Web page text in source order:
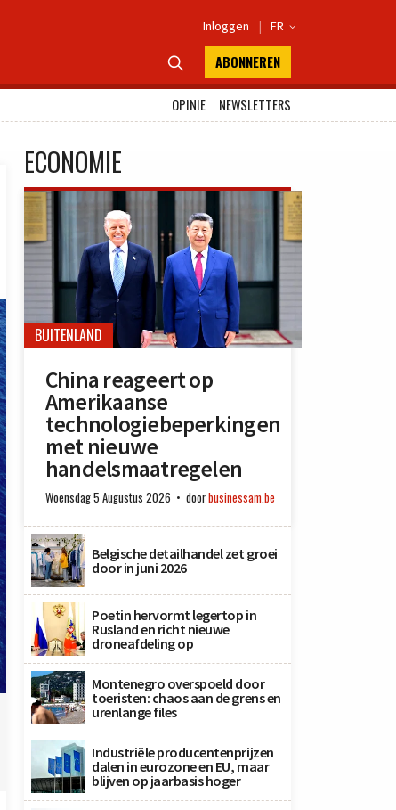
Inloggen | FR 
 ABONNEREN
OPINIE
NEWSLETTERS
ECONOMIE
BUITENLAND
China reageert op
Amerikaanse
technologiebeperkingen
met nieuwe
handelsmaatregelen
Woensdag 5 Augustus 2026 doorbusinessam.be
Belgische detailhandel zet groei
door in juni 2026
Poetin hervormt legertop in
Rusland en richt nieuwe
droneafdeling op
Montenegro overspoeld door
toeristen: chaos aan de grens en
urenlange files
Industriële producentenprijzen
dalen in eurozone en EU, maar
blijven op jaarbasis hoger